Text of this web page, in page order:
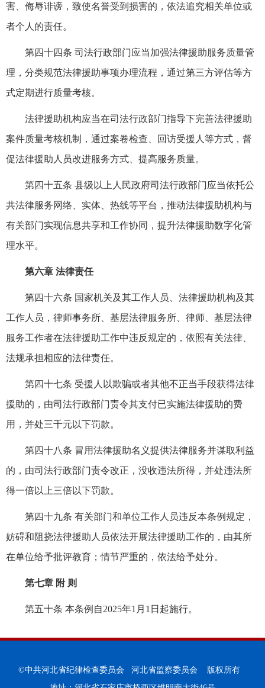
害、侮辱诽谤，致使名誉受到损害的，依法追究相关单位或
者个人的责任。
第四十四条 司法行政部门应当加强法律援助服务质量管
理，分类规范法律援助事项办理流程，通过第三方评估等方
式定期进行质量考核。
法律援助机构应当在司法行政部门指导下完善法律援助
案件质量考核机制，通过案卷检查、回访受援人等方式，督
促法律援助人员改进服务方式、提高服务质量。
第四十五条 县级以上人民政府司法行政部门应当依托公
共法律服务网络、实体、热线等平台，推动法律援助机构与
有关部门实现信息共享和工作协同，提升法律援助数字化管
理水平。
第六章 法律责任
第四十六条 国家机关及其工作人员、法律援助机构及其
工作人员，律师事务所、基层法律服务所、律师、基层法律
服务工作者在法律援助工作中违反规定的，依照有关法律、
法规承担相应的法律责任。
第四十七条 受援人以欺骗或者其他不正当手段获得法律
援助的，由司法行政部门责令其支付已实施法律援助的费
用，并处三千元以下罚款。
第四十八条 冒用法律援助名义提供法律服务并谋取利益
的，由司法行政部门责令改正，没收违法所得，并处违法所
得一倍以上三倍以下罚款。
第四十九条 有关部门和单位工作人员违反本条例规定，
妨碍和阻挠法律援助人员依法开展法律援助工作的，由其所
在单位给予批评教育；情节严重的，依法给予处分。
第七章 附 则
第五十条 本条例自2025年1月1日起施行。
©中共河北省纪律检查委员会 河北省监察委员会 版权所有